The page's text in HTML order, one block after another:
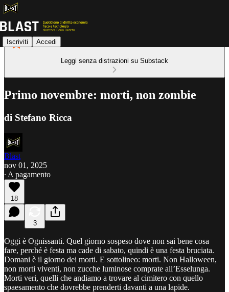
Iscriviti Accedi
Leggi senza distrazioni su Substack
Primo novembre: morti, non zombie
di Stefano Ricca
Blast
nov 01, 2025
∙ A pagamento
18
3
Oggi è Ognissanti. Quel giorno sospeso dove non sai bene cosa
fare, perché è festa ma cade di sabato, quindi è una festa bruciata.
Domani è il giorno dei morti. E sottolineo: morti. Non Halloween,
non morti viventi, non zucche luminose comprate all’Esselunga.
Morti veri, quelli che andiamo a trovare al cimitero con quello
spaesamento che dovrebbe prenderti davanti a una lapide.